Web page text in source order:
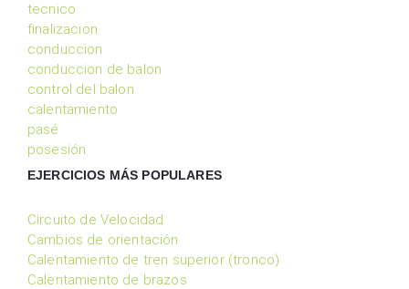
tecnico
finalizacion
conduccion
conduccion de balon
control del balon
calentamiento
pasé
posesión
EJERCICIOS MÁS POPULARES
Circuito de Velocidad
Cambios de orientación
Calentamiento de tren superior (tronco)
Calentamiento de brazos